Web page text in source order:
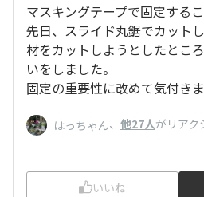
マスキングテープで固定する
先日、スライド丸鋸でカット
材をカットしようとしたとこ
いをしました。
固定の重要性に改めて気付きま
はっちゃん、 他27人がリアク
いいね